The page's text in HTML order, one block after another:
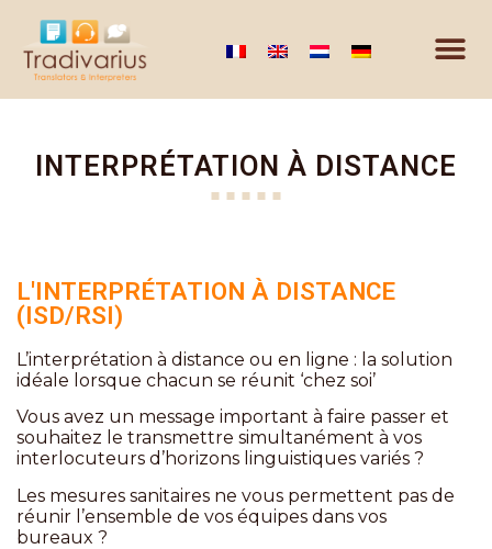
INTERPRÉTATION À DISTANCE
L'INTERPRÉTATION À DISTANCE
(ISD/RSI)
L’interprétation à distance ou en ligne : la solution
idéale lorsque chacun se réunit ‘chez soi’
Vous avez un message important à faire passer et
souhaitez le transmettre simultanément à vos
interlocuteurs d’horizons linguistiques variés ?
Les mesures sanitaires ne vous permettent pas de
réunir l’ensemble de vos équipes dans vos
bureaux ?